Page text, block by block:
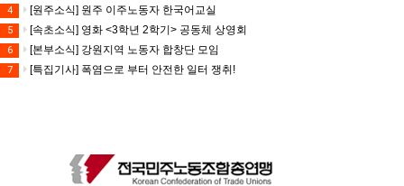
4 [원주소식] 원주 이주노동자 한국어교실
5 [속초소식] 영화 <3학년 2학기> 공동체 상영회
6 [본부소식] 강원지역 노동자 합창단 모임
7 [특집기사] 폭염으로 부터 안전한 일터 쟁취!